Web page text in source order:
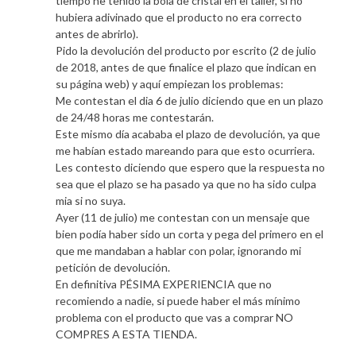
hubiera adivinado que el producto no era correcto
antes de abrirlo).
Pido la devolución del producto por escrito (2 de julio
de 2018, antes de que finalice el plazo que indican en
su página web) y aquí empiezan los problemas:
Me contestan el dia 6 de julio diciendo que en un plazo
de 24/48 horas me contestarán.
Este mismo día acababa el plazo de devolución, ya que
me habían estado mareando para que esto ocurriera.
Les contesto diciendo que espero que la respuesta no
sea que el plazo se ha pasado ya que no ha sido culpa
mia si no suya.
Ayer (11 de julio) me contestan con un mensaje que
bien podía haber sido un corta y pega del primero en el
que me mandaban a hablar con polar, ignorando mi
petición de devolución.
En definitiva PÉSIMA EXPERIENCIA que no
recomiendo a nadie, si puede haber el más mínimo
problema con el producto que vas a comprar NO
COMPRES A ESTA TIENDA.